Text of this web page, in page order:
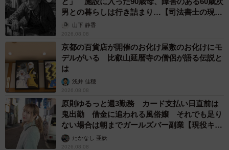
男との暮らしは行き詰まり…【司法書士の現場
から】山下 静香
2026.08.08
京都の百貨店が開催のお化け屋敷のお化けにモ
デルがいる 比叡山延暦寺の僧侶が語る伝説と
は
浅井 佳穂
2026.08.08
原則ゆるっと週3勤務 カード支払い日直前は
鬼出勤 借金に追われる風俗嬢 それでも足り
ない場合は朝までガールズバー副業【現役キャ
ストに取材】
たかなし 亜妖
2026.08.08